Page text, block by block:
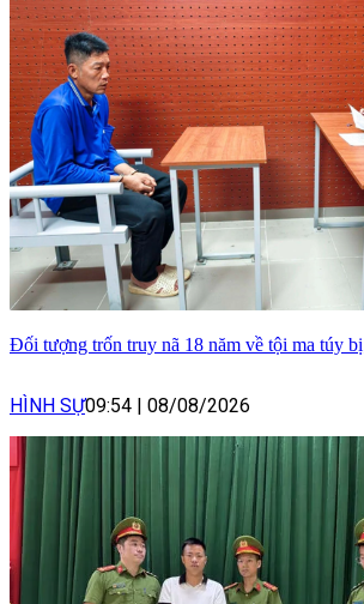
Đối tượng trốn truy nã 18 năm về tội ma túy
HÌNH SỰ09:54 | 08/08/2026